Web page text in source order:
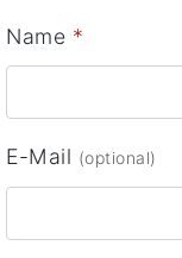
Name *
E-Mail (optional)